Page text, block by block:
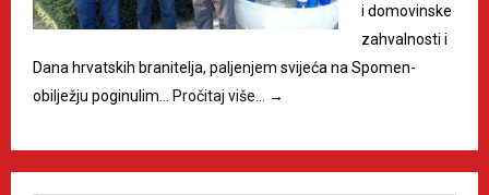
i domovinske
zahvalnosti i
Dana hrvatskih branitelja, paljenjem svijeća na Spomen-
obilježju poginulim…
Pročitaj više… →